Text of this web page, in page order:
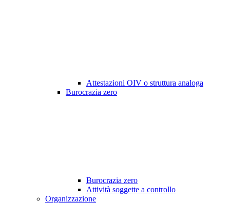
Attestazioni OIV o struttura analoga
Burocrazia zero
Burocrazia zero
Attività soggette a controllo
Organizzazione